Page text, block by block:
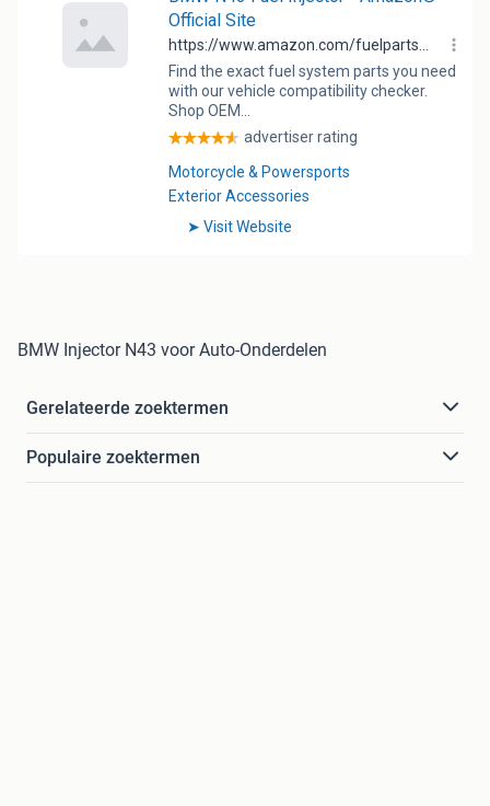
BMW Injector N43 voor Auto-Onderdelen
Gerelateerde zoektermen
Populaire zoektermen